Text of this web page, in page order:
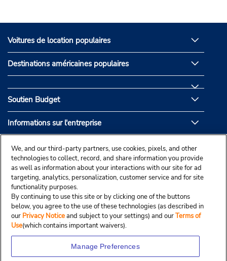
Voitures de location populaires
Destinations américaines populaires
Soutien Budget
Informations sur l'entreprise
Partenaires de Budget
We, and our third-party partners, use cookies, pixels, and other
technologies to collect, record, and share information you provide
as well as information about your interactions with our site for ad
targeting, analytics, personalization, customer service and for site
functionality purposes.
By continuing to use this site or by clicking one of the buttons
below, you agree to the use of these technologies (as described in
our Privacy Noticeand subject to your settings) and ourTerms of
Use(which contains important waivers).
Manage Preferences